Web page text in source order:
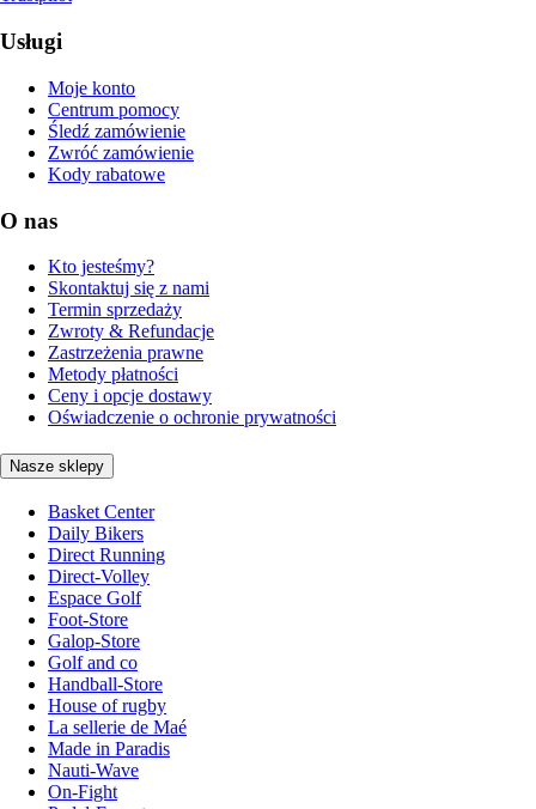
Usługi
Moje konto
Centrum pomocy
Śledź zamówienie
Zwróć zamówienie
Kody rabatowe
O nas
Kto jesteśmy?
Skontaktuj się z nami
Termin sprzedaży
Zwroty & Refundacje
Zastrzeżenia prawne
Metody płatności
Ceny i opcje dostawy
Oświadczenie o ochronie prywatności
Nasze sklepy
Basket Center
Daily Bikers
Direct Running
Direct-Volley
Espace Golf
Foot-Store
Galop-Store
Golf and co
Handball-Store
House of rugby
La sellerie de Maé
Made in Paradis
Nauti-Wave
On-Fight